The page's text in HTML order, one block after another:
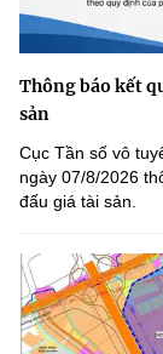
Thông báo kết
sản
Cục Tần số vô
ngày 07/8/2026
đấu giá tài sản.